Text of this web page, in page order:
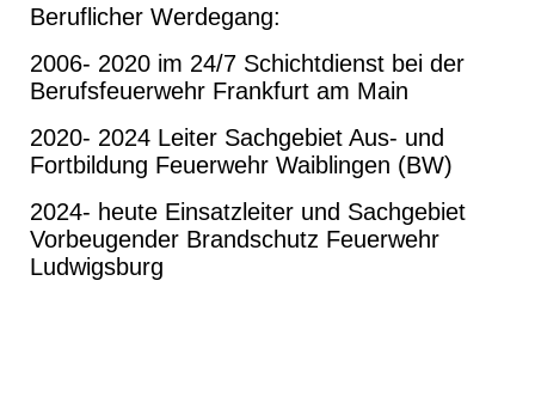
Beruflicher Werdegang:
2006- 2020 im 24/7 Schichtdienst bei der
Berufsfeuerwehr Frankfurt am Main
2020- 2024 Leiter Sachgebiet Aus- und
Fortbildung Feuerwehr Waiblingen (BW)
2024- heute Einsatzleiter und Sachgebiet
Vorbeugender Brandschutz Feuerwehr
Ludwigsburg